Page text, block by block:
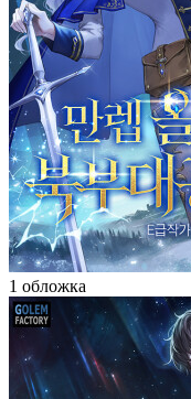
1 обложка